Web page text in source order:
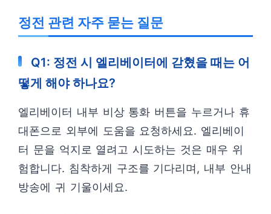
정전 관련 자주 묻는 질문
Q1: 정전 시 엘리베이터에 갇혔을 때는 어
떻게 해야 하나요?
엘리베이터 내부 비상 통화 버튼을 누르거나 휴
대폰으로 외부에 도움을 요청하세요. 엘리베이
터 문을 억지로 열려고 시도하는 것은 매우 위
험합니다. 침착하게 구조를 기다리며, 내부 안내
방송에 귀 기울이세요.